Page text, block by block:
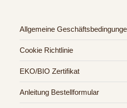
Allgemeine
Cookie Richtlinie
EKO/BIO Zertifikat
Anleitung Bestellformular